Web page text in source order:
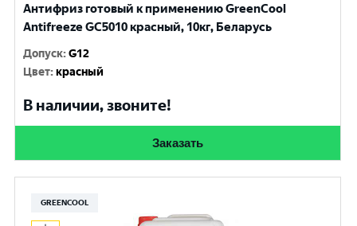
Антифриз готовый к применению GreenCool
Antifreeze GC5010 красный, 10кг, Беларусь
Допуск:G12
Цвет:красный
В наличии, звоните!
Заказать
GREENCOOL